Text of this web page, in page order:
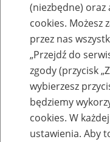
Rejestry, ewidencje i archiwa
Baza
Nazwa zakładu pracy:
(niezbędne)
cookies. Możesz
przez nas
„Przejdź do
zgody (przycisk
wybierzesz
będziemy
cookies. W
ustawienia. Aby